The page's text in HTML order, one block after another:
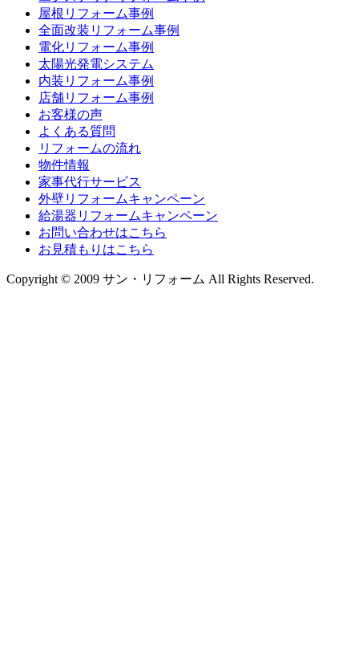
屋根リフォーム事例
全面改装リフォーム事例
電化リフォーム事例
太陽光発電システム
内装リフォーム事例
店舗リフォーム事例
お客様の声
よくある質問
リフォームの流れ
物件情報
家事代行サービス
外壁リフォームキャンペーン
給湯器リフォームキャンペーン
お問い合わせはこちら
お見積もりはこちら
Copyright © 2009 サン・リフォーム All Rights Reserved.